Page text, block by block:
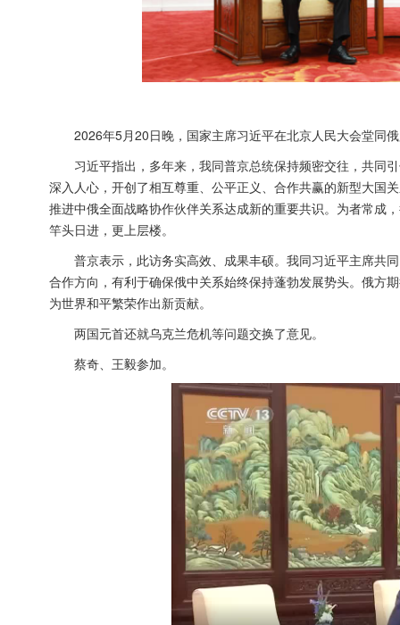
2026年5月20日晚，国家主席习近平在北京人民大会堂同
习近平指出，多年来，我同普京总统保持频密交往，共同
深入人心，开创了相互尊重、公平正义、合作共赢的新型大国
推进中俄全面战略协作伙伴关系达成新的重要共识。为者常成
竿头日进，更上层楼。
普京表示，此访务实高效、成果丰硕。我同习近平主席共
合作方向，有利于确保俄中关系始终保持蓬勃发展势头。俄方
为世界和平繁荣作出新贡献。
两国元首还就乌克兰危机等问题交换了意见。
蔡奇、王毅参加。